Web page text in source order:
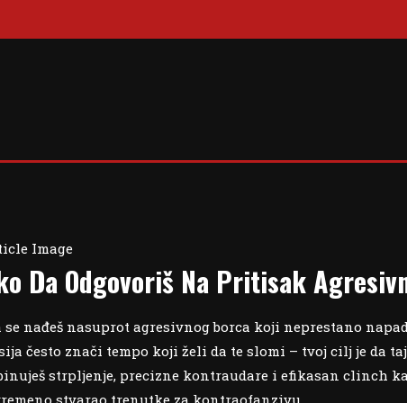
Da Odgovoriš Na Pritisak
se nađeš nasuprot agresivnog borca koji neprestano
često znači tempo koji želi da te slomi – tvoj cilj je da
strpljenje, precizne kontraudare i efikasan clinch
stvarao trenutke za kontraofanzivu.